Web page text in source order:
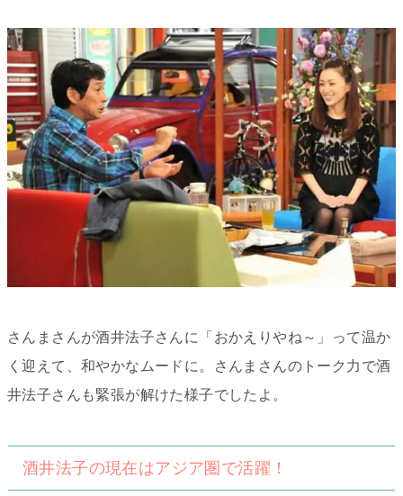
さんまさんが酒井法子さんに「おかえりやね～」って温か
く迎えて、和やかなムードに。さんまさんのトーク力で酒
井法子さんも緊張が解けた様子でしたよ。
酒井法子の現在はアジア圏で活躍！